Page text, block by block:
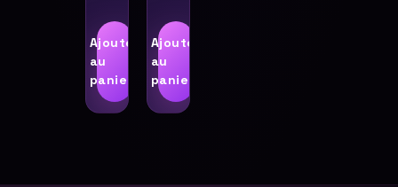
Ajouter
au
panier
Ajouter
au
panier